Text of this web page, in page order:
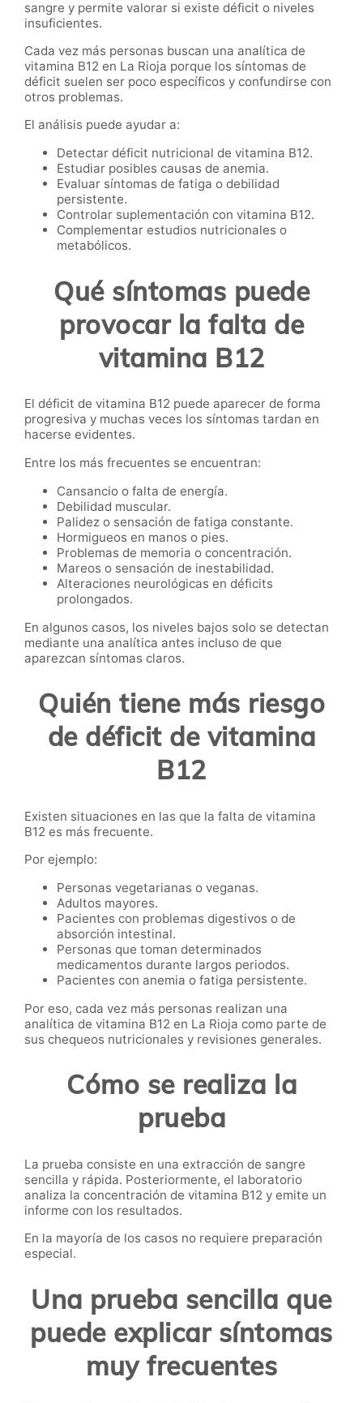
sangre y permite valorar si existe déficit o niveles
insuficientes.
Cada vez más personas buscan una analítica de
vitamina B12 en La Rioja porque los síntomas de
déficit suelen ser poco específicos y confundirse con
otros problemas.
El análisis puede ayudar a:
Detectar déficit nutricional de vitamina B12.
Estudiar posibles causas de anemia.
Evaluar síntomas de fatiga o debilidad
persistente.
Controlar suplementación con vitamina B12.
Complementar estudios nutricionales o
metabólicos.
Qué síntomas puede
provocar la falta de
vitamina B12
El déficit de vitamina B12 puede aparecer de forma
progresiva y muchas veces los síntomas tardan en
hacerse evidentes.
Entre los más frecuentes se encuentran:
Cansancio o falta de energía.
Debilidad muscular.
Palidez o sensación de fatiga constante.
Hormigueos en manos o pies.
Problemas de memoria o concentración.
Mareos o sensación de inestabilidad.
Alteraciones neurológicas en déficits
prolongados.
En algunos casos, los niveles bajos solo se detectan
mediante una analítica antes incluso de que
aparezcan síntomas claros.
Quién tiene más riesgo
de déficit de vitamina
B12
Existen situaciones en las que la falta de vitamina
B12 es más frecuente.
Por ejemplo:
Personas vegetarianas o veganas.
Adultos mayores.
Pacientes con problemas digestivos o de
absorción intestinal.
Personas que toman determinados
medicamentos durante largos periodos.
Pacientes con anemia o fatiga persistente.
Por eso, cada vez más personas realizan una
analítica de vitamina B12 en La Rioja como parte de
sus chequeos nutricionales y revisiones generales.
Cómo se realiza la
prueba
La prueba consiste en una extracción de sangre
sencilla y rápida. Posteriormente, el laboratorio
analiza la concentración de vitamina B12 y emite un
informe con los resultados.
En la mayoría de los casos no requiere preparación
especial.
Una prueba sencilla que
puede explicar síntomas
muy frecuentes